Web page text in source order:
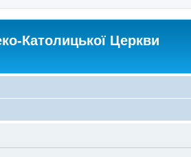
Католицької Церкви